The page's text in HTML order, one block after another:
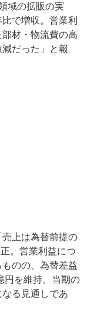
域の拡販の実
で増収。営業利
材・物流費の高
だった」と報
上は為替前提の
。営業利益につ
のの、為替差益
円を維持。当期の
る見通しであ